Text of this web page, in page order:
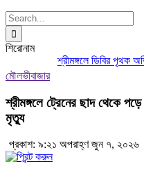
Search
for:
শিরোনাম
শ্রীমঙ্গলে ডিবির পৃথক
মৌলভীবাজার
শ্রীমঙ্গলে ট্রেনের ছাদ থেকে
মৃত্যু
প্রকাশ: ৯:২১ অপরাহ্ণ জুন ৭, ২০২৬